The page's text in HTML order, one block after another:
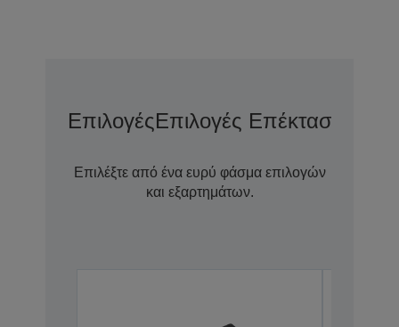
ΕπιλογέςΕπιλογές Επέκτασης
Επιλέξτε από ένα ευρύ φάσμα επιλογών
και εξαρτημάτων.